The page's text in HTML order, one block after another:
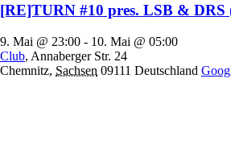
[RE]TURN #10 pres. LSB & DRS
9. Mai @ 23:00 - 10. Mai @ 05:00
Club, Annaberger Str. 24
Chemnitz, Sachsen 09111 Deutschland